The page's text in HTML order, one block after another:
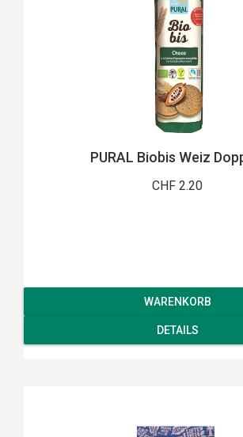
PURAL Biobis Weiz
CHF 2.20
WARENKORB
DETAILS